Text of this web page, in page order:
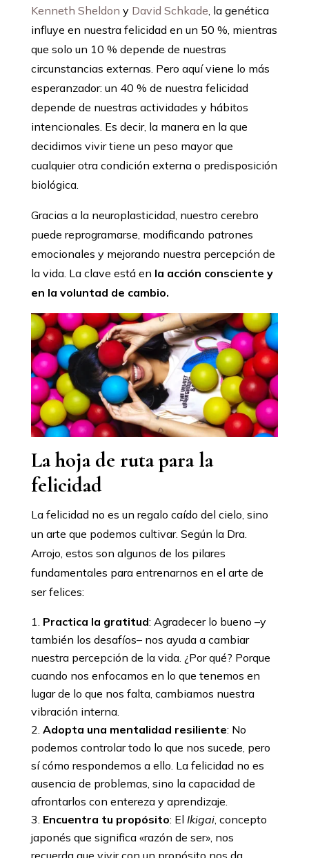
Kenneth Sheldon y David Schkade , la genética
influye en nuestra felicidad en un 50 %, mientras
que solo un 10 % depende de nuestras
circunstancias externas. Pero aquí viene lo más
esperanzador: un 40 % de nuestra felicidad
depende de nuestras actividades y hábitos
intencionales. Es decir, la manera en la que
decidimos vivir tiene un peso mayor que
cualquier otra condición externa o predisposición
biológica.
Gracias a la neuroplasticidad, nuestro cerebro
puede reprogramarse, modificando patrones
emocionales y mejorando nuestra percepción de
la vida. La clave está en la acción consciente y
en la voluntad de cambio.
La hoja de ruta para la
felicidad
La felicidad no es un regalo caído del cielo, sino
un arte que podemos cultivar. Según la Dra.
Arrojo, estos son algunos de los pilares
fundamentales para entrenarnos en el arte de
ser felices:
Practica la gratitud: Agradecer lo bueno –y
también los desafíos– nos ayuda a cambiar
nuestra percepción de la vida. ¿Por qué? Porque
cuando nos enfocamos en lo que tenemos en
lugar de lo que nos falta, cambiamos nuestra
vibración interna.
Adopta una mentalidad resiliente: No
podemos controlar todo lo que nos sucede, pero
sí cómo respondemos a ello. La felicidad no es
ausencia de problemas, sino la capacidad de
afrontarlos con entereza y aprendizaje.
Encuentra tu propósito: El Ikigai, concepto
japonés que significa «razón de ser», nos